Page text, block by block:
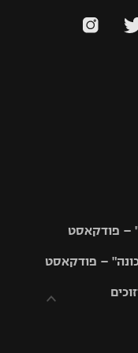
– פודקאסט
– פודקאסט